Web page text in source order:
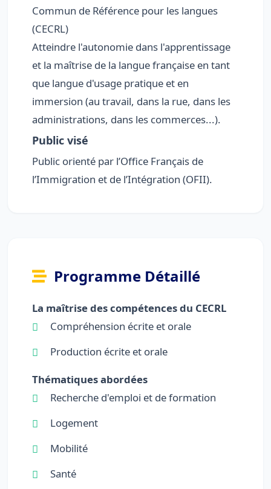
Commun de Référence pour les langues
(CECRL)
Atteindre l'autonomie dans l'apprentissage
et la maîtrise de la langue française en tant
que langue d'usage pratique et en
immersion (au travail, dans la rue, dans les
administrations, dans les commerces...).
Public visé
Public orienté par l’Office Français de
l’Immigration et de l’Intégration (OFII).
Programme Détaillé
La maîtrise des compétences du CECRL
Compréhension écrite et orale
Production écrite et orale
Thématiques abordées
Recherche d'emploi et de formation
Logement
Mobilité
Santé